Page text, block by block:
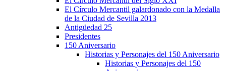
El Círculo Mercantil galardonado con la Medalla
de la Ciudad de Sevilla 2013
Antigüedad 25
Presidentes
150 Aniversario
Historias y Personajes del 150 Aniversario
Historias y Personajes del 150